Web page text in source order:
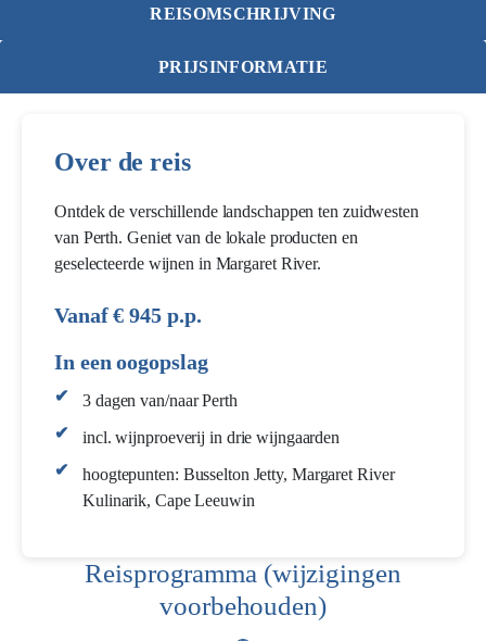
REISOMSCHRIJVING
PRIJSINFORMATIE
Over de reis
Ontdek de verschillende landschappen ten zuidwesten
van Perth. Geniet van de lokale producten en
geselecteerde wijnen in Margaret River.
Vanaf € 945 p.p.
In een oogopslag
3 dagen van/naar Perth
incl. wijnproeverij in drie wijngaarden
hoogtepunten: Busselton Jetty, Margaret River
Kulinarik, Cape Leeuwin
Reisprogramma (wijzigingen
voorbehouden)